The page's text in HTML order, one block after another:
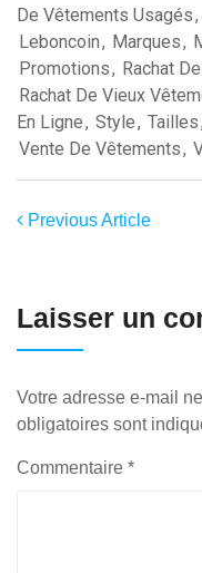
De Vêtements Usagés,
Leboncoin, Marques,
Promotions, Rachat
Rachat De Vieux
En Ligne, Style, Tailles,
Vente De Vêtements,
Previous Article
Laisser un
Votre adresse e-mail
obligatoires sont
Commentaire *